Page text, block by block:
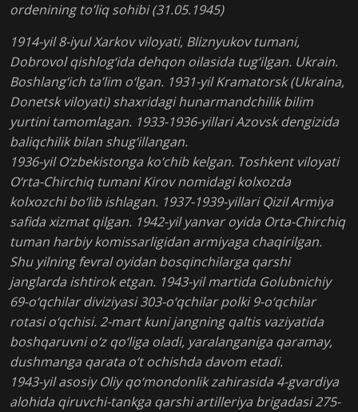
ordenining to’liq sohibi (31.05.1945)
1914-yil 8-iyul Xarkov viloyati, Bliznyukov tumani,
Dobrovol qishlog‘ida dehqon oilasida tug‘ilgan. Ukrain.
Boshlang‘ich ta’lim o‘lgan. 1931-yil Kramatorsk (Ukraina,
Donetsk viloyati) shaxridagi hunarmandchilik bilim
yurtini tamomlagan. 1933-1936-yillari Azovsk dengizida
baliqchilik bilan shug‘illangan.
1936-yil O‘zbekistonga ko‘chib kelgan. Toshkent viloyati
O‘rta-Chirchiq tumani Kirov nomidagi kolxozda
kolxozchi bo‘lib ishlagan. 1937-1939-yillari Qizil Armiya
safida xizmat qilgan. 1942-yil yanvar oyida Orta-Chirchiq
tuman harbiy komissarligidan armiyaga chaqirilgan.
Shu yilning fevral oyidan bosqinchilarga qarshi
janglarda ishtirok etgan. 1943-yil martida Golubnichiy
69-o‘qchilar diviziyasi 303-o‘qchilar polki 9-o‘qchilar
rotasi o‘qchisi. 2-mart kuni jangning qaltis vaziyatida
boshqaruvni o‘z qo‘liga oladi, yaralanganiga qaramay,
dushmanga qarata o‘t ochishda davom etadi.
1943-yil asosiy Oliy qo‘mondonlik zahirasida 4-gvardiya
alohida qiruvchi-tankga qarshi artilleriya brigadasi 275-